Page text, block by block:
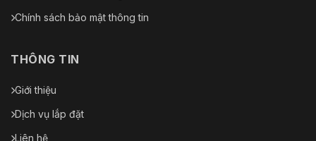
Chính sách bảo mật thông tin
THÔNG TIN
Giới thiệu
Dịch vụ lắp đặt
Liên hệ